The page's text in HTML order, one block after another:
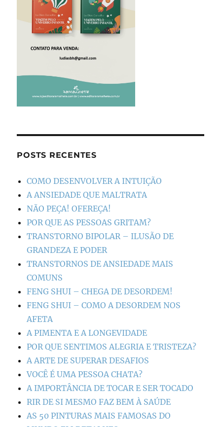
POSTS RECENTES
COMO DESENVOLVER A INTUIÇÃO
A ANSIEDADE QUE MALTRATA
NÃO PEÇA! OFEREÇA!
POR QUE AS PESSOAS GRITAM?
TRANSTORNO BIPOLAR – ILUSÃO DE
GRANDEZA E PODER
TRANSTORNOS DE ANSIEDADE MAIS
COMUNS
FENG SHUI – CHEGA DE DESORDEM!
FENG SHUI – COMO A DESORDEM NOS
AFETA
A PIMENTA E A LONGEVIDADE
POR QUE SENTIMOS ALEGRIA E TRISTEZA?
A ARTE DE SUPERAR DESAFIOS
VOCÊ É UMA PESSOA CHATA?
A IMPORTÂNCIA DE TOCAR E SER TOCADO
RIR DE SI MESMO FAZ BEM À SAÚDE
AS 50 PINTURAS MAIS FAMOSAS DO